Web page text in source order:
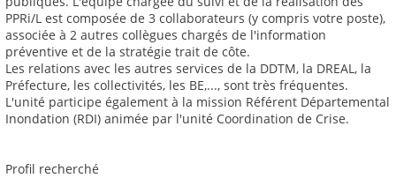
PPRi/L est composée de 3 collaborateurs (y compris votre poste),
associée à 2 autres collègues chargés de l'information
préventive et de la stratégie trait de côte.
Les relations avec les autres services de la DDTM, la DREAL, la
Préfecture, les collectivités, les BE,..., sont très fréquentes.
L'unité participe également à la mission Référent Départemental
Inondation (RDI) animée par l'unité Coordination de Crise.
Profil recherché